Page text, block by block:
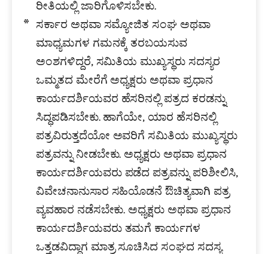
ರೀತಿಯಲ್ಲಿ ಜಾರಿಗೊಳಿಸಬೇಕು.
ಸರ್ಕಾರ ಅಥವಾ ಸಮ್ಯೋಜಿತ ಸಂಘ ಅಥವಾ
ಮಾಧ್ಯಮಗಳ ಗಮನಕ್ಕೆ ತರಬಯಸುವ
ಅಂಶಗಳಿದ್ದರೆ, ಸಮಿತಿಯ ಮುಖ್ಯಸ್ಥರು ಸದಸ್ಯರ
ಒಮ್ಮತದ ಮೇರೆಗೆ ಅಧ್ಯಕ್ಷರು ಅಥವಾ ಪ್ರಧಾನ
ಕಾರ್ಯದರ್ಶಿಯವರ ಹೆಸರಿನಲ್ಲಿ ಪತ್ರದ ಕರಡನ್ನು
ಸಿದ್ಧಪಡಿಸಬೇಕು. ಹಾಗೆಯೇ, ಯಾರ ಹೆಸರಿನಲ್ಲಿ
ಪತ್ರವಿರುತ್ತದೆಯೋ ಅವರಿಗೆ ಸಮಿತಿಯ ಮುಖ್ಯಸ್ಥರು
ಪತ್ರವನ್ನು ನೀಡಬೇಕು. ಅಧ್ಯಕ್ಷರು ಅಥವಾ ಪ್ರಧಾನ
ಕಾರ್ಯದರ್ಶಿಯವರು ಪಡೆದ ಪತ್ರವನ್ನು ಪರಿಶೀಲಿಸಿ,
ವಿವೇಚನಾನುಸಾರ ಸಹಿಯೊಡನೆ ಔಚಿತ್ಯವಾಗಿ ಪತ್ರ
ವ್ಯವಹಾರ ನಡೆಸಬೇಕು. ಅಧ್ಯಕ್ಷರು ಅಥವಾ ಪ್ರಧಾನ
ಕಾರ್ಯದರ್ಶಿಯವರು ತಮಗೆ ಕಾರ್ಯಗಳ
ಒತ್ತಡವಿದ್ದಾಗ ಮಾತ್ರ ಸೂಚಿಸಿದ ಸಂಘದ ಸದಸ್ಯ